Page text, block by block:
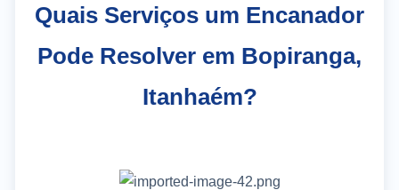
Quais Serviços um Encanador
Pode Resolver em Bopiranga,
Itanhaém?